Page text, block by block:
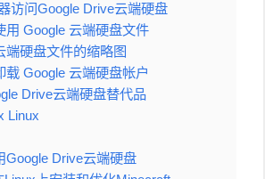
访问Google Drive云端硬盘
用 Google 云端硬盘文件
端硬盘文件的缩略图
载 Google 云端硬盘帐户
Drive云端硬盘替代品
Linux
Google Drive云端硬盘